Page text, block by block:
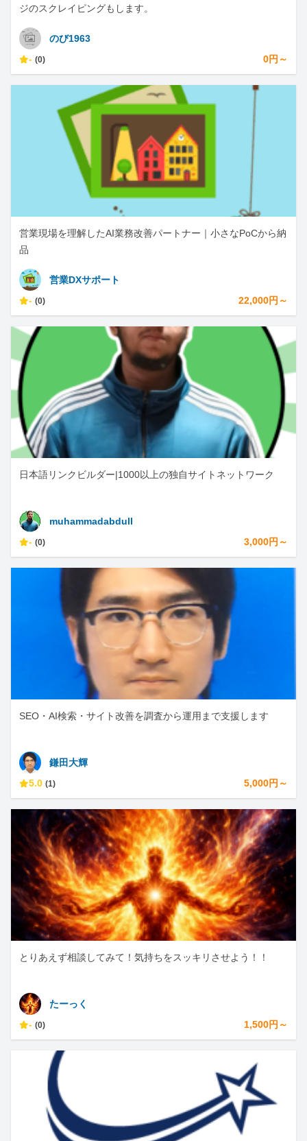
ジのスクレイピングもします。
のび1963
- (0) 0円～
営業現場を理解したAI業務改善パートナー｜小さなPoCから納
品
営業DXサポート
- (0) 22,000円～
日本語リンクビルダー|1000以上の独自サイトネットワーク
muhammadabdull
- (0) 3,000円～
SEO・AI検索・サイト改善を調査から運用まで支援します
鎌田大輝
5.0 (1) 5,000円～
とりあえず相談してみて！気持ちをスッキリさせよう！！
たーっく
- (0) 1,500円～